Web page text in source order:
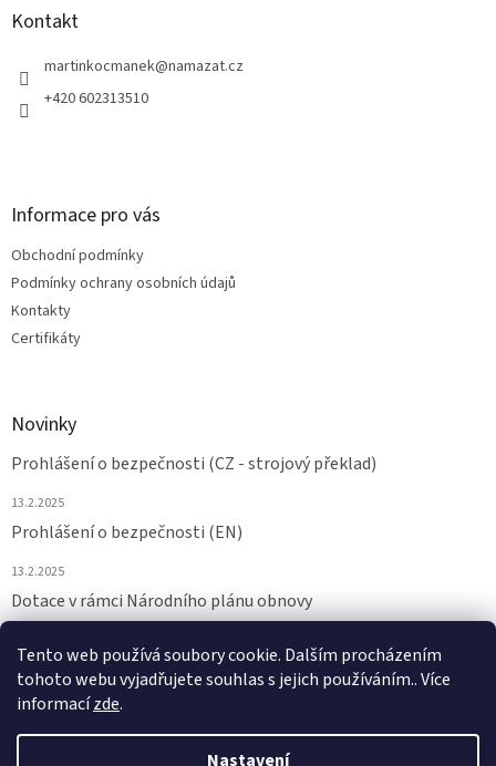
Tento web používá soubory cookie. Dalším procházením
tohoto webu vyjadřujete souhlas s jejich používáním.. Více
informacízde.
Nastavení
Kontakt
martinkocmanek@namazat.cz
+420 602313510
Informace pro vás
Obchodní podmínky
Podmínky ochrany osobních údajů
Kontakty
Certifikáty
Novinky
Prohlášení o bezpečnosti (CZ - strojový překlad)
13.2.2025
Prohlášení o bezpečnosti (EN)
13.2.2025
Dotace v rámci Národního plánu obnovy
ARCHIV